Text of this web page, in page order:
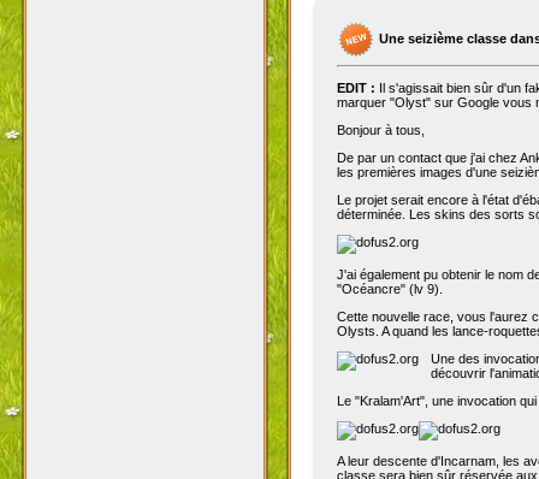
Une seizième classe
EDIT : Il s'agissait bien sûr d'un
marquer "Olyst" sur Google vous
Bonjour à tous,
De par un contact que j'ai chez
les premières images d'une
Le projet serait encore à l'état
déterminée. Les skins des sorts
J'ai également pu obtenir le nom
"Océancre" (lv 9).
Cette nouvelle race, vous l'aurez
Olysts. A quand les lance-
Une des
découvrir
Le "Kralam'Art", une invocation
A leur descente d'Incarnam, les
classe sera bien sûr réservée